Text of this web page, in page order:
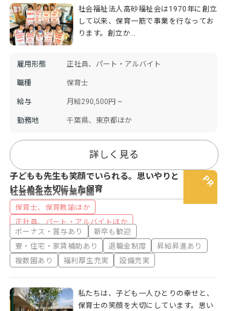
社会福祉法人高砂福祉会は1970年に創立
して以来、保育一筋で事業を行なってお
ります。創立か…
雇用形態 正社員、パート・アルバイト
職種 保育士
給与 月給290,500円 ~
勤務地 千葉県、東京都ほか
詳しく見る
社会福祉法人青葉学園
保育士、保育教諭ほか
正社員、パート・アルバイトほか
子どもも先生も笑顔でいられる。思いやりと
けじめを大切にした保育
ボーナス・賞与あり
新卒も歓迎
寮・住宅・家賃補助あり
退職金制度
昇給昇進あり
複数園あり
福利厚生充実 設備充実
私たちは、子ども一人ひとりの幸せと、
保育士の笑顔を大切にしています。思い